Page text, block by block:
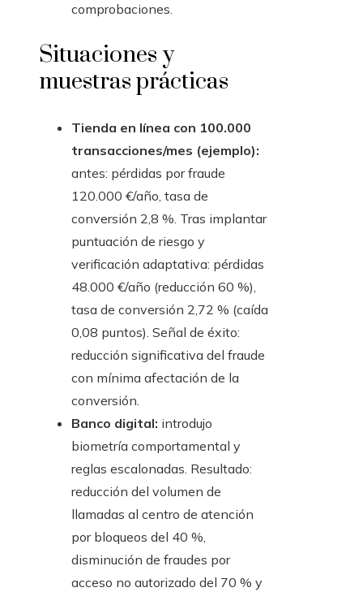
comprobaciones.
Situaciones y
muestras prácticas
Tienda en línea con 100.000
transacciones/mes (ejemplo):
antes: pérdidas por fraude
120.000 €/año, tasa de
conversión 2,8 %. Tras implantar
puntuación de riesgo y
verificación adaptativa: pérdidas
48.000 €/año (reducción 60 %),
tasa de conversión 2,72 % (caída
0,08 puntos). Señal de éxito:
reducción significativa del fraude
con mínima afectación de la
conversión.
Banco digital: introdujo
biometría comportamental y
reglas escalonadas. Resultado:
reducción del volumen de
llamadas al centro de atención
por bloqueos del 40 %,
disminución de fraudes por
acceso no autorizado del 70 % y